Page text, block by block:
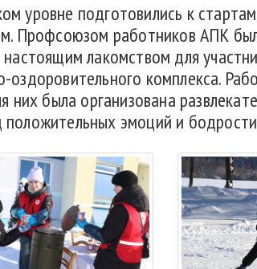
уровне подготовились к
Профсоюзом работников АПК
лакомством для
комплекса.
них была организована
эмоций и